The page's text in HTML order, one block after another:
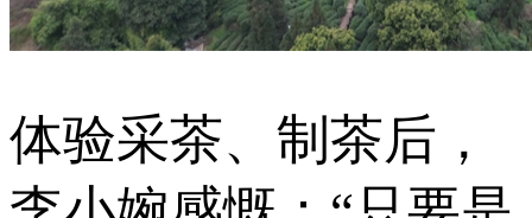
体验采茶、制茶后，